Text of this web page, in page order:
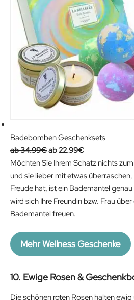
Badebomben Geschenksets
34.99€Original
price
was:
34.99€.
22.99€Current
price
is:
22.99€.
Möchten Sie Ihrem Schatz nichts
und sie lieber mit etwas
Freude hat, ist ein Bademantel
wird sich Ihre Freundin bzw. Frau
Bademantel freuen.
Mehr Wellness Geschenke
10. Ewige Rosen &
Die schönen roten Rosen halten